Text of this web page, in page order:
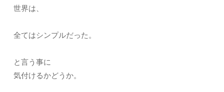
世界は、
全てはシンプルだった。
と言う事に
気付けるかどうか。